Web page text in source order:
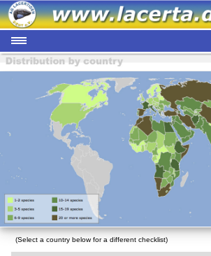
(Select a country below for a different checklist)